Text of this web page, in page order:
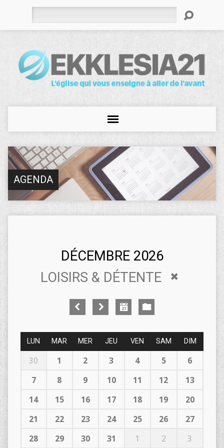
AGENDA
DÉCEMBRE 2026
LOISIRS & DÉTENTE
LUN MAR MER JEU VEN SAM DIM
30 1 2 3 4 5
6
7
8 9 10 11 12
13
14
15 16 17 18 19
20
21
22 23 24 25 26
27
28
29 30 31 1 2 3